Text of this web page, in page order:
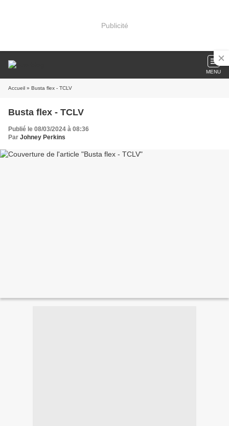
Publicité
MENU
Accueil » Busta flex - TCLV
Busta flex - TCLV
Publié le 08/03/2024 à 08:36
Par Johney Perkins